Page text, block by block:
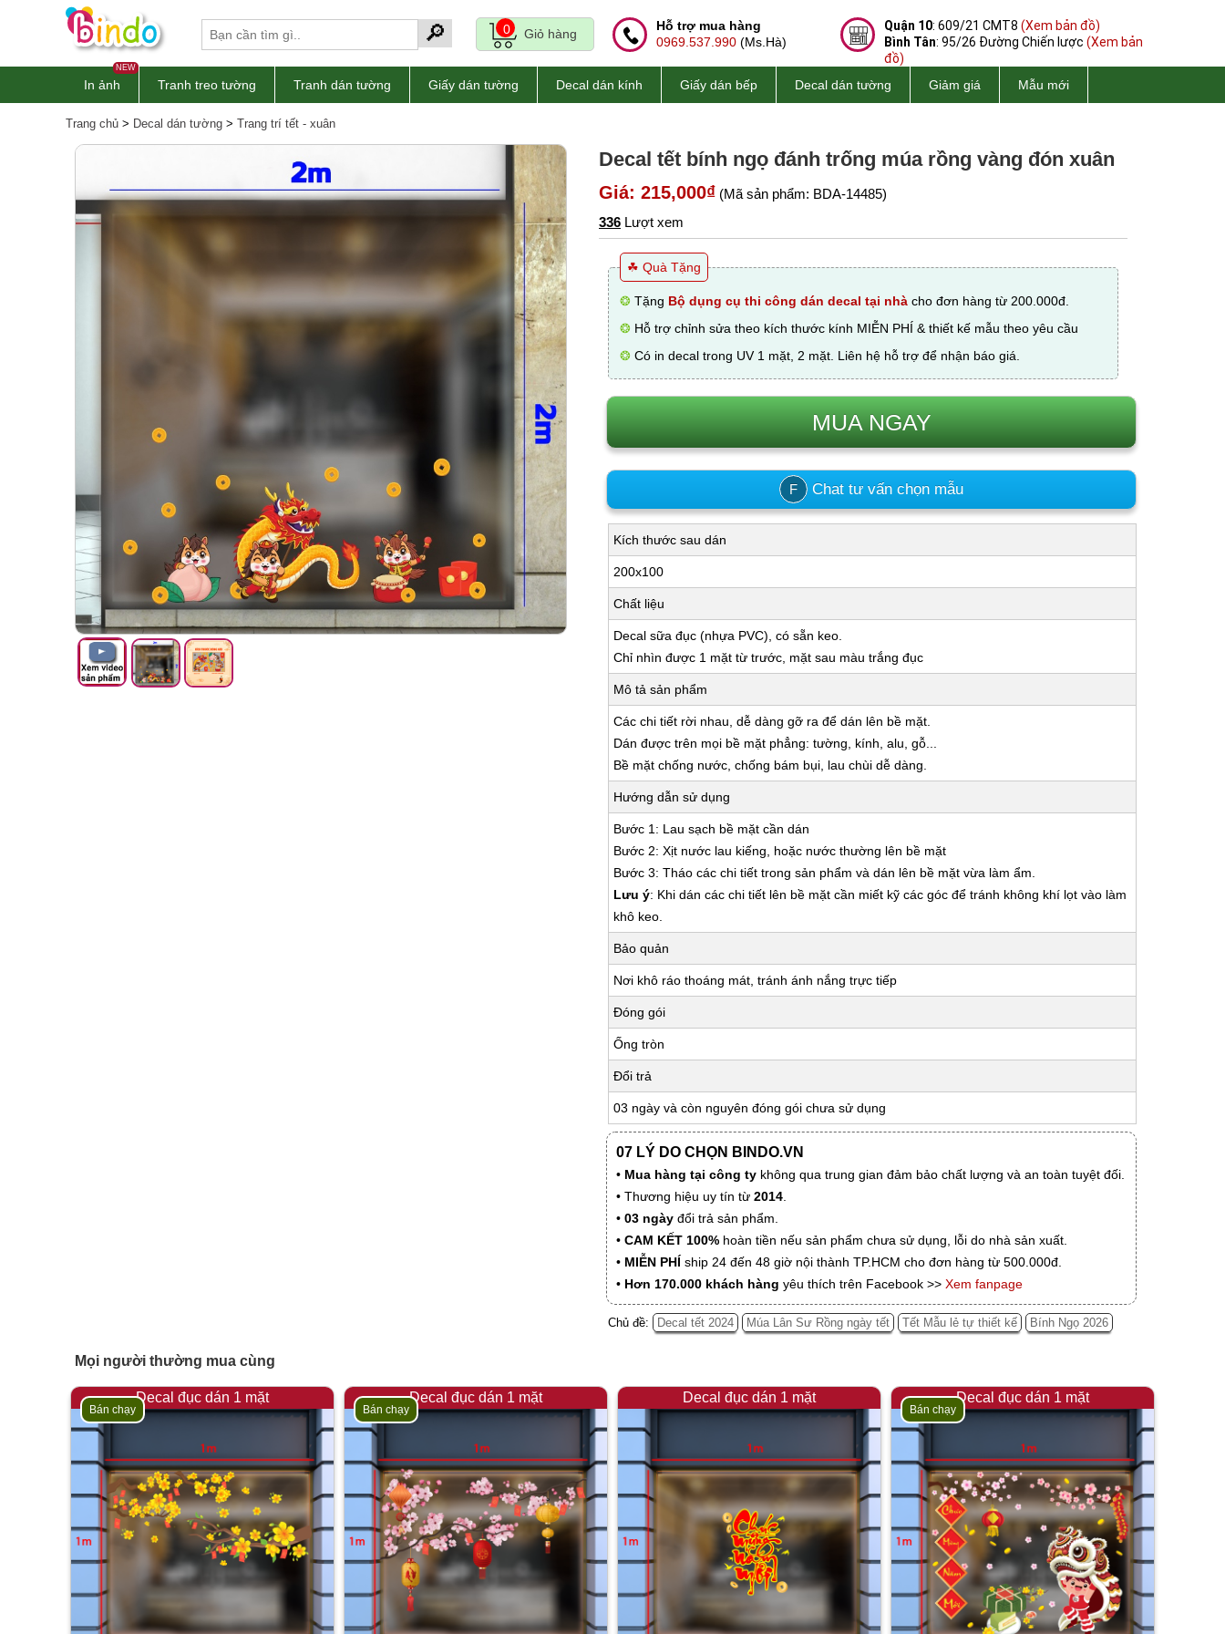
🔎 0 Giỏ hàng
Hỗ trợ mua hàng
0969.537.990 (Ms.Hà)
Quận 10: 609/21 CMT8 (Xem bản đồ)
Bình Tân: 95/26 Đường Chiến lược (Xem bản
đồ)
NEW
In ảnh Tranh treo tường Tranh dán tường Giấy dán tường Decal dán kính Giấy dán bếp Decal dán tường Giảm giá Mẫu mới
Trang chủ > Decal dán tường > Trang trí tết - xuân
Decal tết bính ngọ đánh trống múa rồng vàng đón xuân
Giá: 215,000₫ (Mã sản phẩm: BDA-14485)
336 Lượt xem
☘ Quà Tặng
❂ Tặng Bộ dụng cụ thi công dán decal tại nhà cho đơn hàng từ 200.000đ.
❂ Hỗ trợ chỉnh sửa theo kích thước kính MIỄN PHÍ & thiết kế mẫu theo yêu cầu
❂ Có in decal trong UV 1 mặt, 2 mặt. Liên hệ hỗ trợ để nhận báo giá.
MUA NGAY
F Chat tư vấn chọn mẫu
Kích thước sau dán
200x100
Chất liệu
Decal sữa đục (nhựa PVC), có sẵn keo.
Chỉ nhìn được 1 mặt từ trước, mặt sau màu trắng đục
Mô tả sản phẩm
Các chi tiết rời nhau, dễ dàng gỡ ra để dán lên bề mặt.
Dán được trên mọi bề mặt phẳng: tường, kính, alu, gỗ...
Bề mặt chống nước, chống bám bụi, lau chùi dễ dàng.
Hướng dẫn sử dụng
Bước 1: Lau sạch bề mặt cần dán
Bước 2: Xịt nước lau kiếng, hoặc nước thường lên bề mặt
Bước 3: Tháo các chi tiết trong sản phẩm và dán lên bề mặt vừa làm ẩm.
Lưu ý: Khi dán các chi tiết lên bề mặt cần miết kỹ các góc để tránh không khí lọt vào làm
khô keo.
Bảo quản
Nơi khô ráo thoáng mát, tránh ánh nắng trực tiếp
Đóng gói
Ống tròn
Đổi trả
03 ngày và còn nguyên đóng gói chưa sử dụng
07 LÝ DO CHỌN BINDO.VN
• Mua hàng tại công ty không qua trung gian đảm bảo chất lượng và an toàn tuyệt đối.
• Thương hiệu uy tín từ 2014
• 03 ngày đổi trả sản phẩm.
• CAM KẾT 100% hoàn tiền nếu sản phẩm chưa sử dụng, lỗi do nhà sản xuất.
• MIỄN PHÍ ship 24 đến 48 giờ nội thành TP.HCM cho đơn hàng từ 500.000đ.
• Hơn 170.000 khách hàng yêu thích trên Facebook >> Xem fanpage
Chủ đề: Decal tết 2024 Múa Lân Sư Rồng ngày tết Tết Mẫu lẻ tự thiết kế Bính Ngọ 2026
Mọi người thường mua cùng
Decal đục dán 1 mặt
Bán chạy
Decal đục dán 1 mặt
Bán chạy
Decal đục dán 1 mặt Decal đục dán 1 mặt
Bán chạy